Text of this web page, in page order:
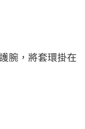
腕，將套環掛在